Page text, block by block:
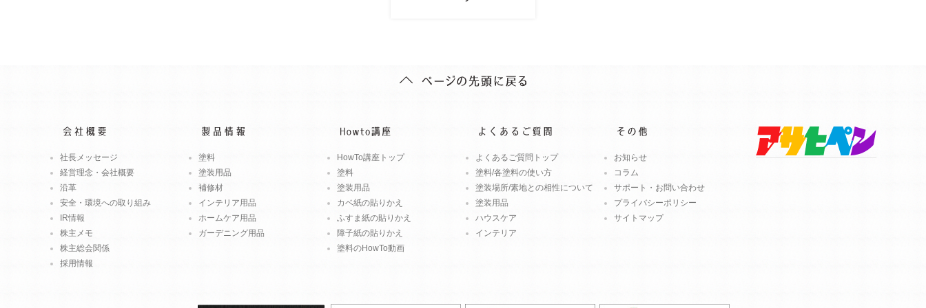
社長メッセージ
経営理念・会社概要
沿革
安全・環境への取り組み
IR情報
株主メモ
株主総会関係
採用情報
塗料
塗装用品
補修材
インテリア用品
ホームケア用品
ガーデニング用品
HowTo講座トップ
塗料
塗装用品
カベ紙の貼りかえ
ふすま紙の貼りかえ
障子紙の貼りかえ
塗料のHowTo動画
よくあるご質問トップ
塗料/各塗料の使い方
塗装場所/素地との相性について
塗装用品
ハウスケア
インテリア
お知らせ
コラム
サポート・お問い合わせ
プライバシーポリシー
サイトマップ